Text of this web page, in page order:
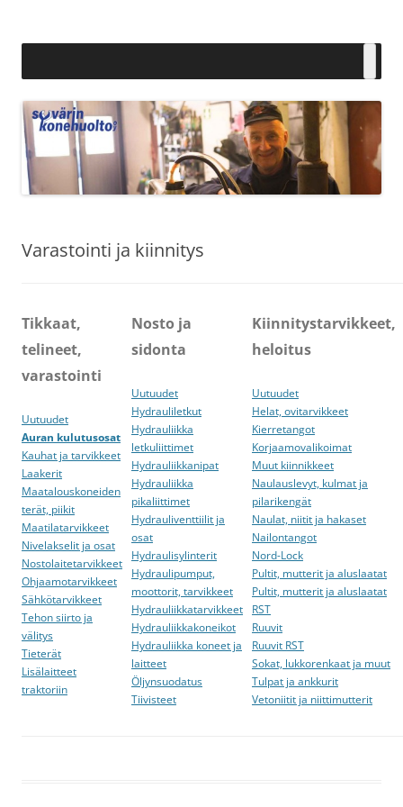
Varastointi ja kiinnitys
Tikkaat,
telineet,
varastointi
Uutuudet
Auran kulutusosat
Kauhat ja tarvikkeet
Laakerit
Maatalouskoneiden
terät, piikit
Maatilatarvikkeet
Nivelakselit ja osat
Nostolaitetarvikkeet
Ohjaamotarvikkeet
Sähkötarvikkeet
Tehon siirto ja
välitys
Tieterät
Lisälaitteet
traktoriin
Nosto ja
sidonta
Uutuudet
Hydrauliletkut
Hydrauliikka
letkuliittimet
Hydrauliikkanipat
Hydrauliikka
pikaliittimet
Hydrauliventtiilit ja
osat
Hydraulisylinterit
Hydraulipumput,
moottorit, tarvikkeet
Hydrauliikkatarvikkeet
Hydrauliikkakoneikot
Hydrauliikka koneet ja
laitteet
Öljynsuodatus
Tiivisteet
Kiinnitystarvikkeet,
heloitus
Uutuudet
Helat, ovitarvikkeet
Kierretangot
Korjaamovalikoimat
Muut kiinnikkeet
Naulauslevyt, kulmat ja
pilarikengät
Naulat, niitit ja hakaset
Nailontangot
Nord-Lock
Pultit, mutterit ja aluslaatat
Pultit, mutterit ja aluslaatat
RST
Ruuvit
Ruuvit RST
Sokat, lukkorenkaat ja muut
Tulpat ja ankkurit
Vetoniitit ja niittimutterit